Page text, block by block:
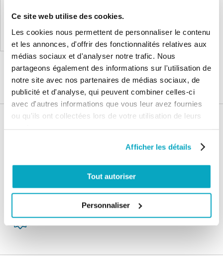
Ce site web utilise des cookies.
Les cookies nous permettent de personnaliser le contenu
et les annonces, d'offrir des fonctionnalités relatives aux
médias sociaux et d'analyser notre trafic. Nous
partageons également des informations sur l'utilisation de
notre site avec nos partenaires de médias sociaux, de
publicité et d'analyse, qui peuvent combiner celles-ci
avec d'autres informations que vous leur avez fournies
ou qu'ils ont collectées lors de votre utilisation de leurs
Afficher les détails
Tout autoriser
Personnaliser
Ajouter au panier
Paiement en
24/72H
Garanties